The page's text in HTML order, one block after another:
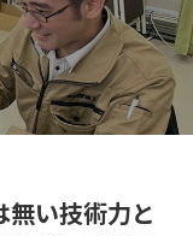
無い技術力と